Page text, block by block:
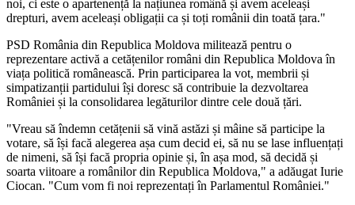
noi, ci este o apartenență la națiunea română și avem aceleași
drepturi, avem aceleași obligații ca și toți românii din toată țara."
PSD România din Republica Moldova militează pentru o
reprezentare activă a cetățenilor români din Republica Moldova în
viața politică românească. Prin participarea la vot, membrii și
simpatizanții partidului își doresc să contribuie la dezvoltarea
României și la consolidarea legăturilor dintre cele două țări.
"Vreau să îndemn cetățenii să vină astăzi și mâine să participe la
votare, să își facă alegerea așa cum decid ei, să nu se lase influențați
de nimeni, să își facă propria opinie și, în așa mod, să decidă și
soarta viitoare a românilor din Republica Moldova," a adăugat Iurie
Ciocan. "Cum vom fi noi reprezentați în Parlamentul României."